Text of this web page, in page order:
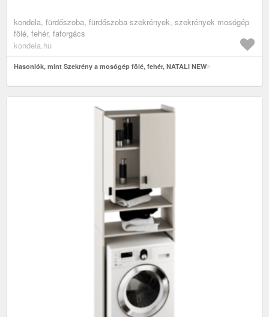
kondela, fürdőszoba, fürdőszoba szekrények, szekrények mosógép
fölé, fehér, faforgács
kondela.hu
Hasonlók, mint Szekrény a mosógép fölé, fehér, NATALI NEW